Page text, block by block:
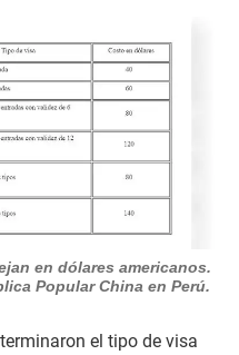
en dólares americanos.
Popular China en Perú.
el tipo de visa